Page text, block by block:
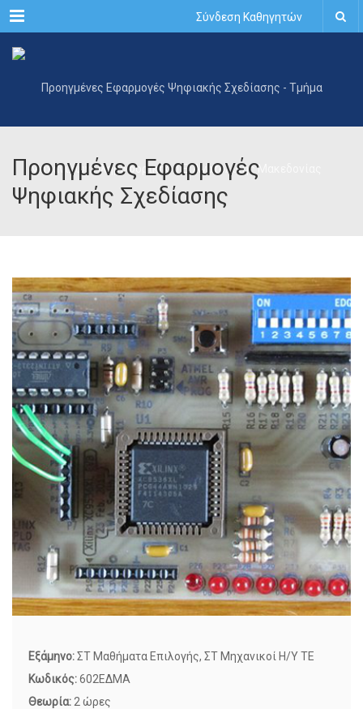
Menu Σύνδεση Καθηγητών
Προηγμένες Εφαρμογές
Ψηφιακής Σχεδίασης
Εξάμηνο:ΣΤ Μαθήματα Επιλογής, ΣΤ Μηχανικοί Η/Υ ΤΕ
Κωδικός:602ΕΔΜΑ
Θεωρία: 2 ώρες